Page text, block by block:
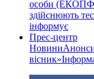
особи
здійснюють
інформує
Прес-центр
Новини
вісник»